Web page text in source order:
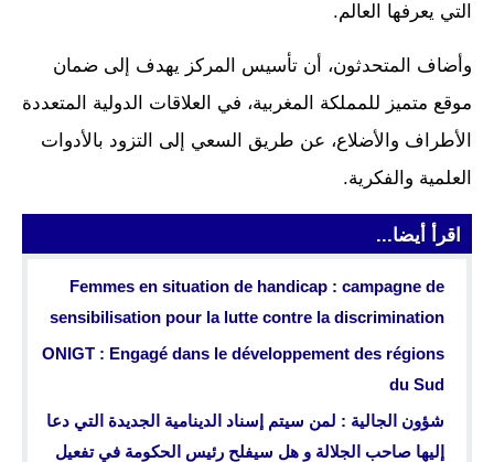
التي يعرفها العالم.
وأضاف المتحدثون، أن تأسيس المركز يهدف إلى ضمان
موقع متميز للمملكة المغربية، في العلاقات الدولية المتعددة
الأطراف والأضلاع، عن طريق السعي إلى التزود بالأدوات
العلمية والفكرية.
اقرأ أيضا...
Femmes en situation de handicap : campagne de
sensibilisation pour la lutte contre la discrimination
ONIGT : Engagé dans le développement des régions
du Sud
شؤون الجالية : لمن سيتم إسناد الدينامية الجديدة التي دعا
إليها صاحب الجلالة و هل سيفلح رئيس الحكومة في تفعيل